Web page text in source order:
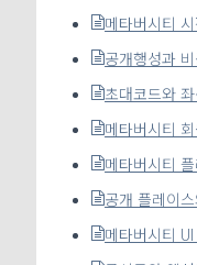
메타버시티
공개행성과
초대코드와
메타버시티
메타버시티
공개 플레이
메타버시티 UI